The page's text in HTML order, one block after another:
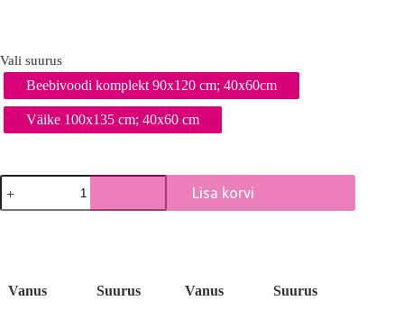
Vali suurus
Beebivoodi komplekt 90x120 cm; 40x60cm
Väike 100x135 cm; 40x60 cm
Elevandiga
voodipesukomplekt
kogus
Lisa korvi
Vanus Suurus Vanus Suurus